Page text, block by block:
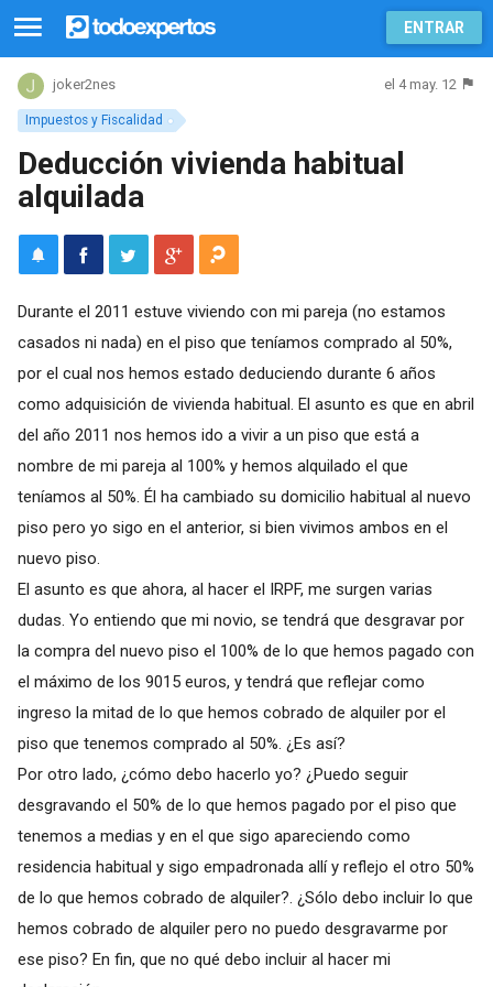
ENTRAR
Impuestos y Fiscalidad
joker2nes el 4 may. 12
Deducción vivienda habitual
alquilada
Durante el 2011 estuve viviendo con mi pareja (no estamos
casados ni nada) en el piso que teníamos comprado al 50%,
por el cual nos hemos estado deduciendo durante 6 años
como adquisición de vivienda habitual. El asunto es que en abril
del año 2011 nos hemos ido a vivir a un piso que está a
nombre de mi pareja al 100% y hemos alquilado el que
teníamos al 50%. Él ha cambiado su domicilio habitual al nuevo
piso pero yo sigo en el anterior, si bien vivimos ambos en el
nuevo piso.
El asunto es que ahora, al hacer el IRPF, me surgen varias
dudas. Yo entiendo que mi novio, se tendrá que desgravar por
la compra del nuevo piso el 100% de lo que hemos pagado con
el máximo de los 9015 euros, y tendrá que reflejar como
ingreso la mitad de lo que hemos cobrado de alquiler por el
piso que tenemos comprado al 50%. ¿Es así?
Por otro lado, ¿cómo debo hacerlo yo? ¿Puedo seguir
desgravando el 50% de lo que hemos pagado por el piso que
tenemos a medias y en el que sigo apareciendo como
residencia habitual y sigo empadronada allí y reflejo el otro 50%
de lo que hemos cobrado de alquiler?. ¿Sólo debo incluir lo que
hemos cobrado de alquiler pero no puedo desgravarme por
ese piso? En fin, que no qué debo incluir al hacer mi